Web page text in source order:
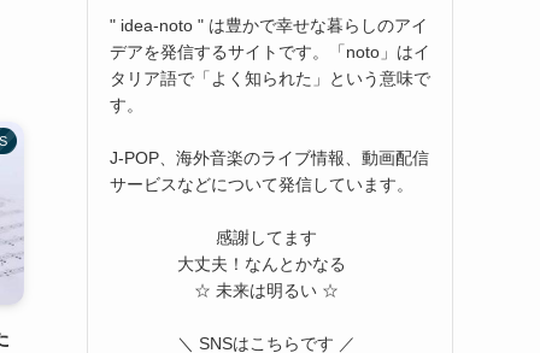
" idea-noto " は豊かで幸せな暮らしのアイ
デアを発信するサイトです。「noto」はイ
タリア語で「よく知られた」という意味で
す。
J-POP、海外音楽のライブ情報、動画配信
サービスなどについて発信しています。
感謝してます
大丈夫！なんとかなる
☆ 未来は明るい ☆
＼ SNSはこちらです ／